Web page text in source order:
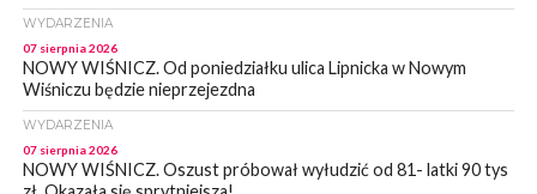
WYDARZENIA
07 sierpnia 2026
NOWY WIŚNICZ. Od poniedziałku ulica Lipnicka w Nowym
Wiśniczu będzie nieprzejezdna
WYDARZENIA
07 sierpnia 2026
NOWY WIŚNICZ. Oszust próbował wyłudzić od 81- latki 90 tys